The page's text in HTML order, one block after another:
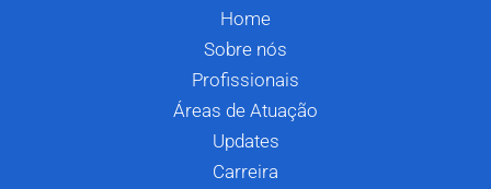
Home
Sobre nós
Profissionais
Áreas de Atuação
Updates
Carreira